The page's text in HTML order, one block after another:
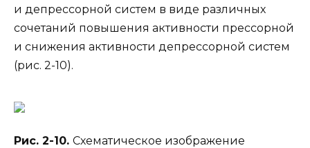
и депрессорной систем в виде различных
сочетаний повышения активности прессорной
и снижения активности депрессорной систем
(рис. 2-10).
Рис. 2-10. Схематическое изображение